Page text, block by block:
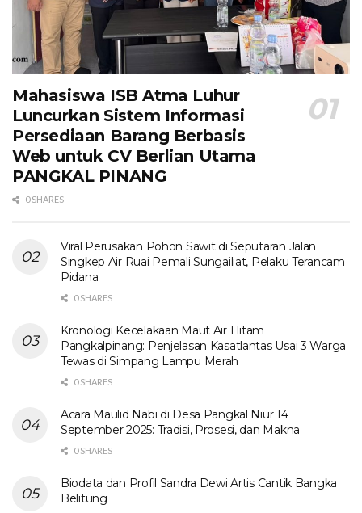
Mahasiswa ISB Atma Luhur
Luncurkan Sistem Informasi
Persediaan Barang Berbasis
Web untuk CV Berlian Utama​
PANGKAL PINANG
0 SHARES
Viral Perusakan Pohon Sawit di Seputaran Jalan
Singkep Air Ruai Pemali Sungailiat, Pelaku Terancam
Pidana
0 SHARES
Kronologi Kecelakaan Maut Air Hitam
Pangkalpinang: Penjelasan Kasatlantas Usai 3 Warga
Tewas di Simpang Lampu Merah
0 SHARES
Acara Maulid Nabi di Desa Pangkal Niur 14
September 2025: Tradisi, Prosesi, dan Makna
0 SHARES
Biodata dan Profil Sandra Dewi Artis Cantik Bangka
Belitung